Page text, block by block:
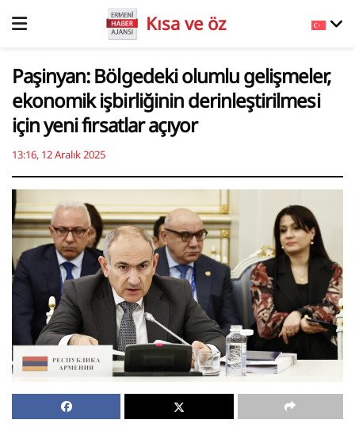
Kısa ve öz
Paşinyan: Bölgedeki olumlu gelişmeler,
ekonomik işbirliğinin derinleştirilmesi
için yeni fırsatlar açıyor
13:16, 12 Aralık 2025